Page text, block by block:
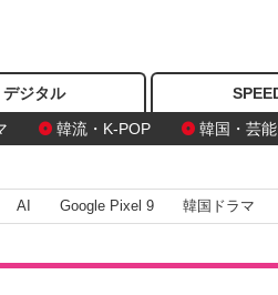
デジタル
韓流・K-POP 韓国・芸能
AI Google Pixel 9 韓国ドラマ